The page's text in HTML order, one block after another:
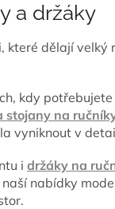
a držáky
které dělají
kdy
stojany na
vyniknout v
i držáky na
nabídky